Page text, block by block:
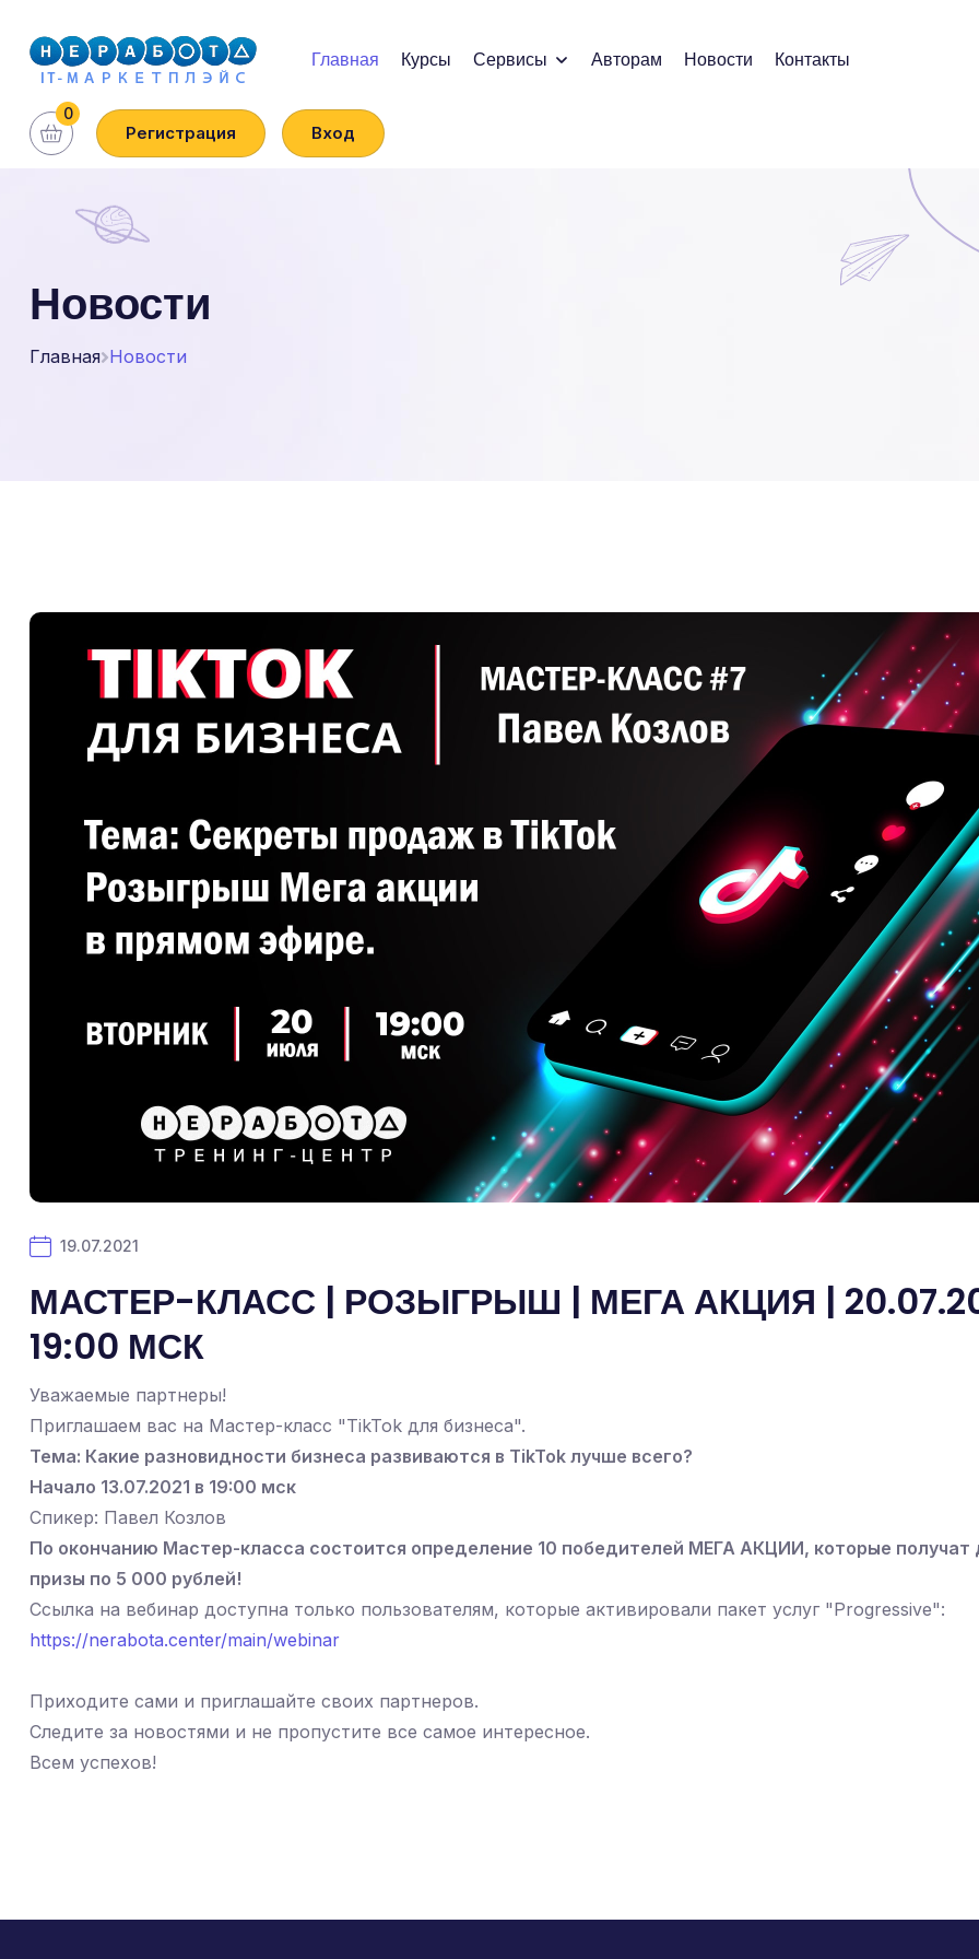
Главная Курсы Сервисы Авторам Новости Контакты
0
Регистрация Вход
Новости
Главная Новости
19.07.2021
МАСТЕР-КЛАСС | РОЗЫГРЫШ | МЕГА АКЦИЯ |
19:00 МСК
Уважаемые партнеры!
Приглашаем вас на Мастер-класс "TikTok для бизнеса".
Тема: Какие разновидности бизнеса развиваются в TikTok лучше всего?
Начало 13.07.2021 в 19:00 мск
Спикер: Павел Козлов
По окончанию Мастер-класса состоится определение 10 победителей МЕГА АКЦИИ, которые
призы по 5 000 рублей!
Ссылка на вебинар доступна только пользователям, которые активировали пакет услуг "Progressive":
https://nerabota.center/main/webinar
Приходите сами и приглашайте своих партнеров.
Следите за новостями и не пропустите все самое интересное.
Всем успехов!